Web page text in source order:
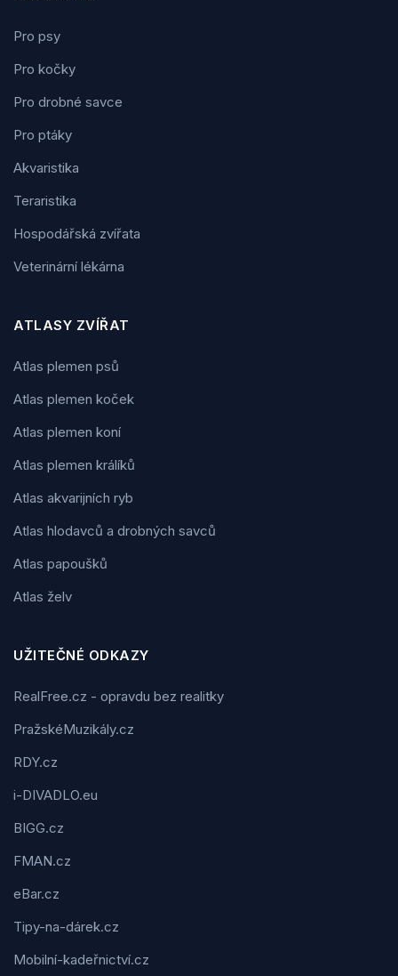
Pro psy
Pro kočky
Pro drobné savce
Pro ptáky
Akvaristika
Teraristika
Hospodářská zvířata
Veterinární lékárna
ATLASY ZVÍŘAT
Atlas plemen psů
Atlas plemen koček
Atlas plemen koní
Atlas plemen králíků
Atlas akvarijních ryb
Atlas hlodavců a drobných savců
Atlas papoušků
Atlas želv
UŽITEČNÉ ODKAZY
RealFree.cz - opravdu bez realitky
PražskéMuzikály.cz
RDY.cz
i-DIVADLO.eu
BIGG.cz
FMAN.cz
eBar.cz
Tipy-na-dárek.cz
Mobilní-kadeřnictví.cz